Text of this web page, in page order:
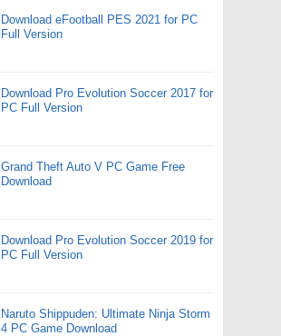
Download eFootball PES 2021 for PC
Full Version
Download Pro Evolution Soccer 2017 for
PC Full Version
Grand Theft Auto V PC Game Free
Download
Download Pro Evolution Soccer 2019 for
PC Full Version
Naruto Shippuden: Ultimate Ninja Storm
4 PC Game Download